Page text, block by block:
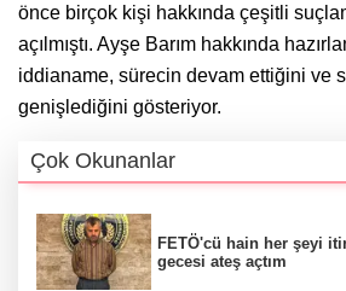
önce birçok kişi hakkında çeşitli
açılmıştı. Ayşe Barım hakkında
iddianame, sürecin devam ettiğini ve
genişlediğini gösteriyor.
Çok Okunanlar
FETÖ'cü hain her şeyi
gecesi ateş açtım